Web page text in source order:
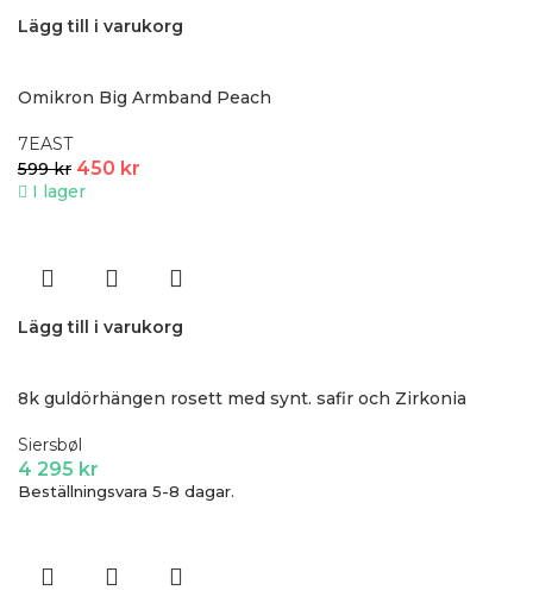
Lägg till i varukorg
Omikron Big Armband Peach
7EAST
599kr 450 kr
I lager
Lägg till i varukorg
8k guldörhängen rosett med synt. safir och Zirkonia
Siersbøl
4 295 kr
Beställningsvara 5-8 dagar.